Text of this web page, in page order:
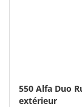
550 Alfa Duo
extérieur